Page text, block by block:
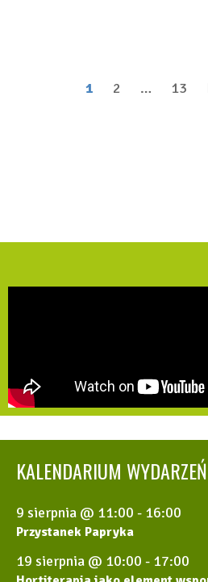
Stronicowanie
1 2 … 13
KALENDARIUM WYDARZEŃ
9 sierpnia @ 11:00 - 16:00
Przystanek Papryka
19 sierpnia @ 10:00 - 17:00